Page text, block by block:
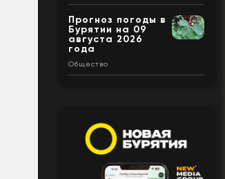
Прогноз погоды в
Бурятии на 09
августа 2026
года
Общество